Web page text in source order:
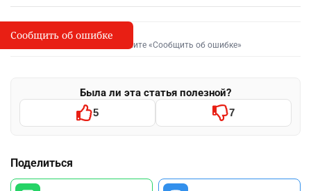
I
Сообщить об опечатке
Выделите фрагмент и нажмите «Сообщить об ошибке»
Была ли эта статья полезной?
5 7
Поделиться
Сообщить об ошибке